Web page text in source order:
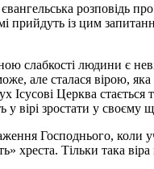
розповідь
прийдуть із цим
слабкості людини є
але сталася вірою,
Церква
у вірі зростати у
Господнього,
хреста. Тільки така